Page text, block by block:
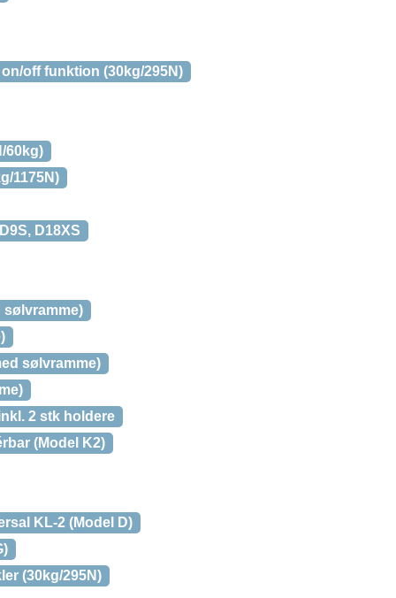
on/off funktion (30kg/295N)
60kg)
1175N)
D18XS
sølvramme)
sølvramme)
2 stk holdere
(Model K2)
KL-2 (Model D)
(30kg/295N)